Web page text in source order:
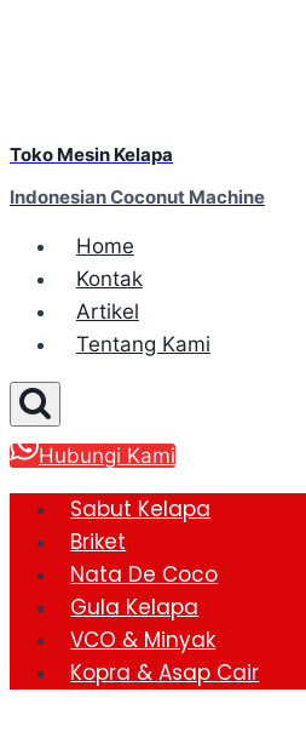
Toko Mesin Kelapa
Indonesian Coconut Machine
Home
Kontak
Artikel
Tentang Kami
Hubungi Kami
Sabut Kelapa
Briket
Nata De Coco
Gula Kelapa
VCO & Minyak
Kopra & Asap Cair